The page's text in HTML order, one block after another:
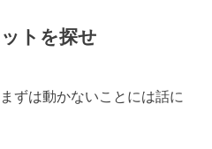
トを探せ
ずは動かないことには話に